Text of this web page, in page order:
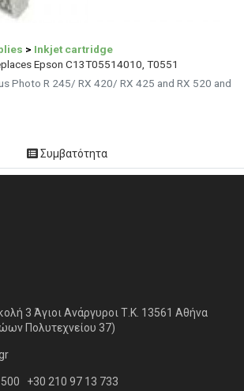
> Inkjet cartridge
Epson C13T05514010, T0551
Photo R 245/ RX 420/ RX 425 and RX 520 and
Συμβατότητα
3 Άγιοι Ανάργυροι Τ.Κ. 13561 Αθήνα
Πολυτεχνείου 37)
+30 210 97 13 733